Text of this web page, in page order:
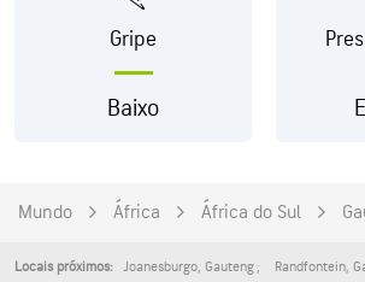
Gripe
Baixo
Mundo África África do Sul
Locais próximos: Joanesburgo, Gauteng Randfontein,